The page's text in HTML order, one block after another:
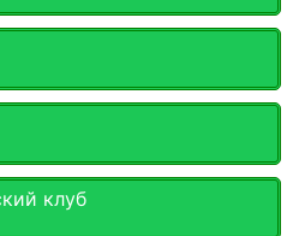
клуб